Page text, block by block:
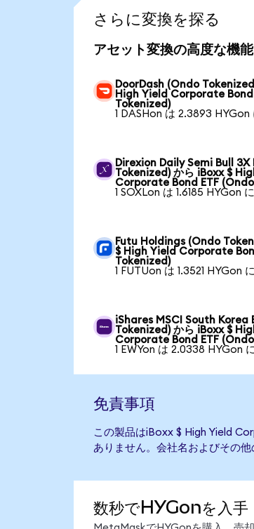
さらに変換を探る
アセット変換の高度な機能
DoorDash (Ondo
High Yield Corporate Bond
Tokenized)
1 DASHon は 2.3893 HYGon
Direxion Daily Semi Bull 3X
Tokenized) から iBoxx $
Corporate Bond ETF
1 SOXLon は 1.6185 HYGon
Futu Holdings (Ondo
$ High Yield Corporate
Tokenized)
1 FUTUon は 1.3521 HYGon
iShares MSCI South Korea
Tokenized) から iBoxx $
Corporate Bond ETF
1 EWYon は 2.0338 HYGon
免責事項
この製品はiBoxx $ High Yield
ありません。会社名およびその
数秒でHYGonを入手